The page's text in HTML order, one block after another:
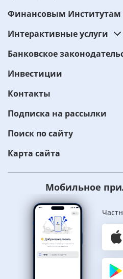
Финансовым Институтам
Интерактивные услуги
Банковское
Инвестиции
Контакты
Подписка на рассылки
Поиск по сайту
Карта сайта
Мобильное